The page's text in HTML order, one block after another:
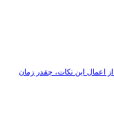
اعمال این نکات، چقدر زمان